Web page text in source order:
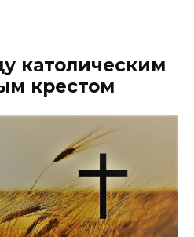
католическим
крестом